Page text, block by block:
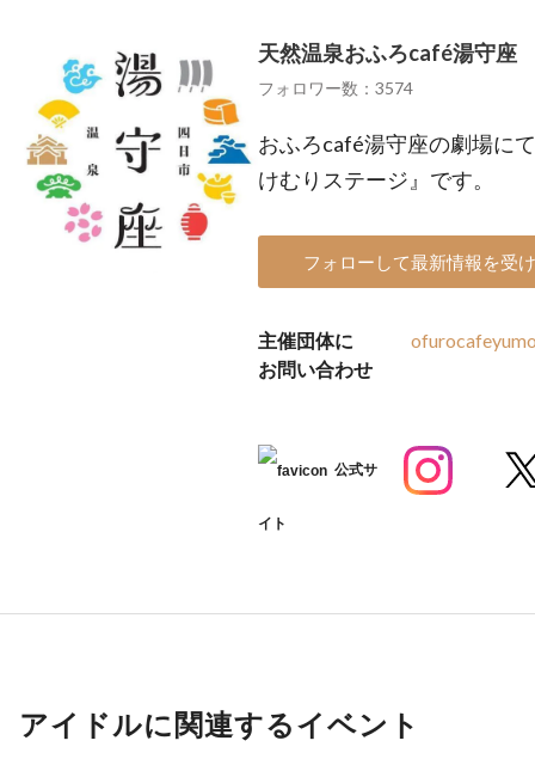
天然温泉おふろcafé湯守座
フォロワー数：3574
おふろcafé湯守座の劇場に
けむりステージ』です。
フォローして最新情報を受
主催団体に
お問い合わせ
公式サ
イト
アイドルに関連するイベント